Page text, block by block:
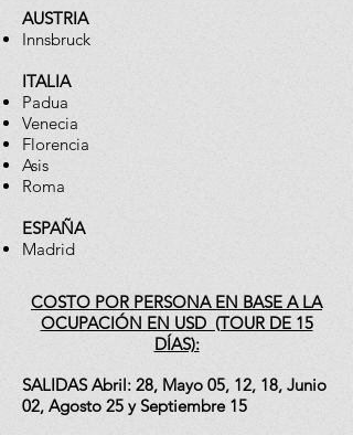
AUSTRIA
Innsbruck
ITALIA
Padua
Venecia
Florencia
Asis
Roma
ESPAÑA
Madrid
COSTO POR PERSONA EN BASE A LA
OCUPACIÓN EN USD (TOUR DE 15
DÍAS):
SALIDAS Abril: 28, Mayo 05, 12, 18, Junio
02, Agosto 25 y Septiembre 15